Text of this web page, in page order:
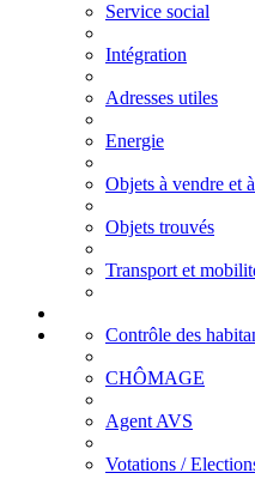
Service social
Intégration
Adresses utiles
Energie
Objets à vendre et
Objets trouvés
Transport et
Contrôle des
CHÔMAGE
Agent AVS
Votations /